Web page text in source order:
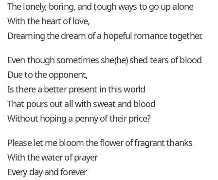
The lonely, boring, and tough ways to go up alone
With the heart of love,
Dreaming the dream of a hopeful romance together.
Even though sometimes she(he) shed tears of blood
Due to the opponent,
Is there a better present in this world
That pours out all with sweat and blood
Without hoping a penny of their price?
Please let me bloom the flower of fragrant thanks
With the water of prayer
Every day and forever